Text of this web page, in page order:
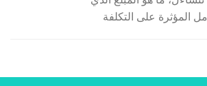
المؤثرة على التكلفة